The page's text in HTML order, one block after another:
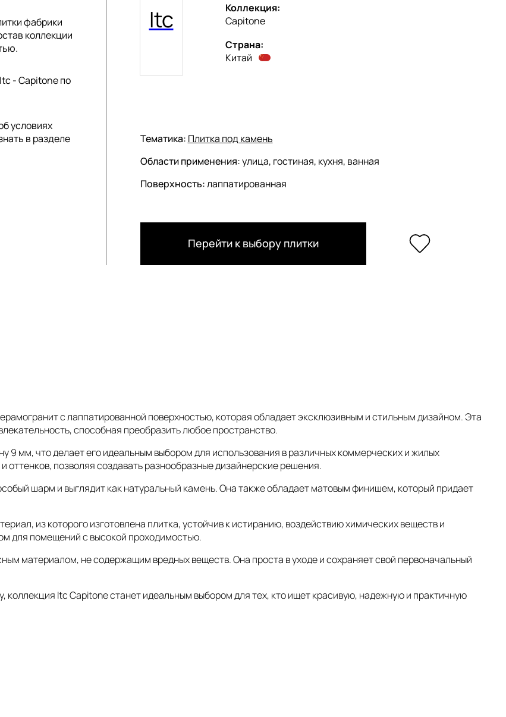
фабрики
коллекции
- Capitone по
условиях
в разделе
Itc
Коллекция:
Capitone
Страна:
Китай
Тематика: Плитка под камень
Области применения:улица, гостиная, кухня, ванная
Поверхность:лаппатированная
Перейти к выбору плитки
с лаппатированной поверхностью, которая обладает эксклюзивным и стильным дизайном. Эта
способная преобразить любое пространство.
мм, что делает его идеальным выбором для использования в различных коммерческих и жилых
позволяя создавать разнообразные дизайнерские решения.
шарм и выглядит как натуральный камень. Она также обладает матовым финишем, который придает
из которого изготовлена плитка, устойчив к истиранию, воздействию химических веществ и
для помещений с высокой проходимостью.
материалом, не содержащим вредных веществ. Она проста в уходе и сохраняет свой первоначальный
коллекция Itc Capitone станет идеальным выбором для тех, кто ищет красивую, надежную и практичную